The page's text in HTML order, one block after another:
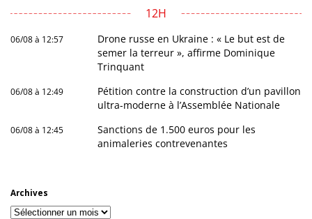
12H
06/08 à 12:57
Drone russe en Ukraine : « Le but est de
semer la terreur », affirme Dominique
Trinquant
06/08 à 12:49
Pétition contre la construction d’un pavillon
ultra-moderne à l’Assemblée Nationale
06/08 à 12:45
Sanctions de 1.500 euros pour les
animaleries contrevenantes
Archives
Archives